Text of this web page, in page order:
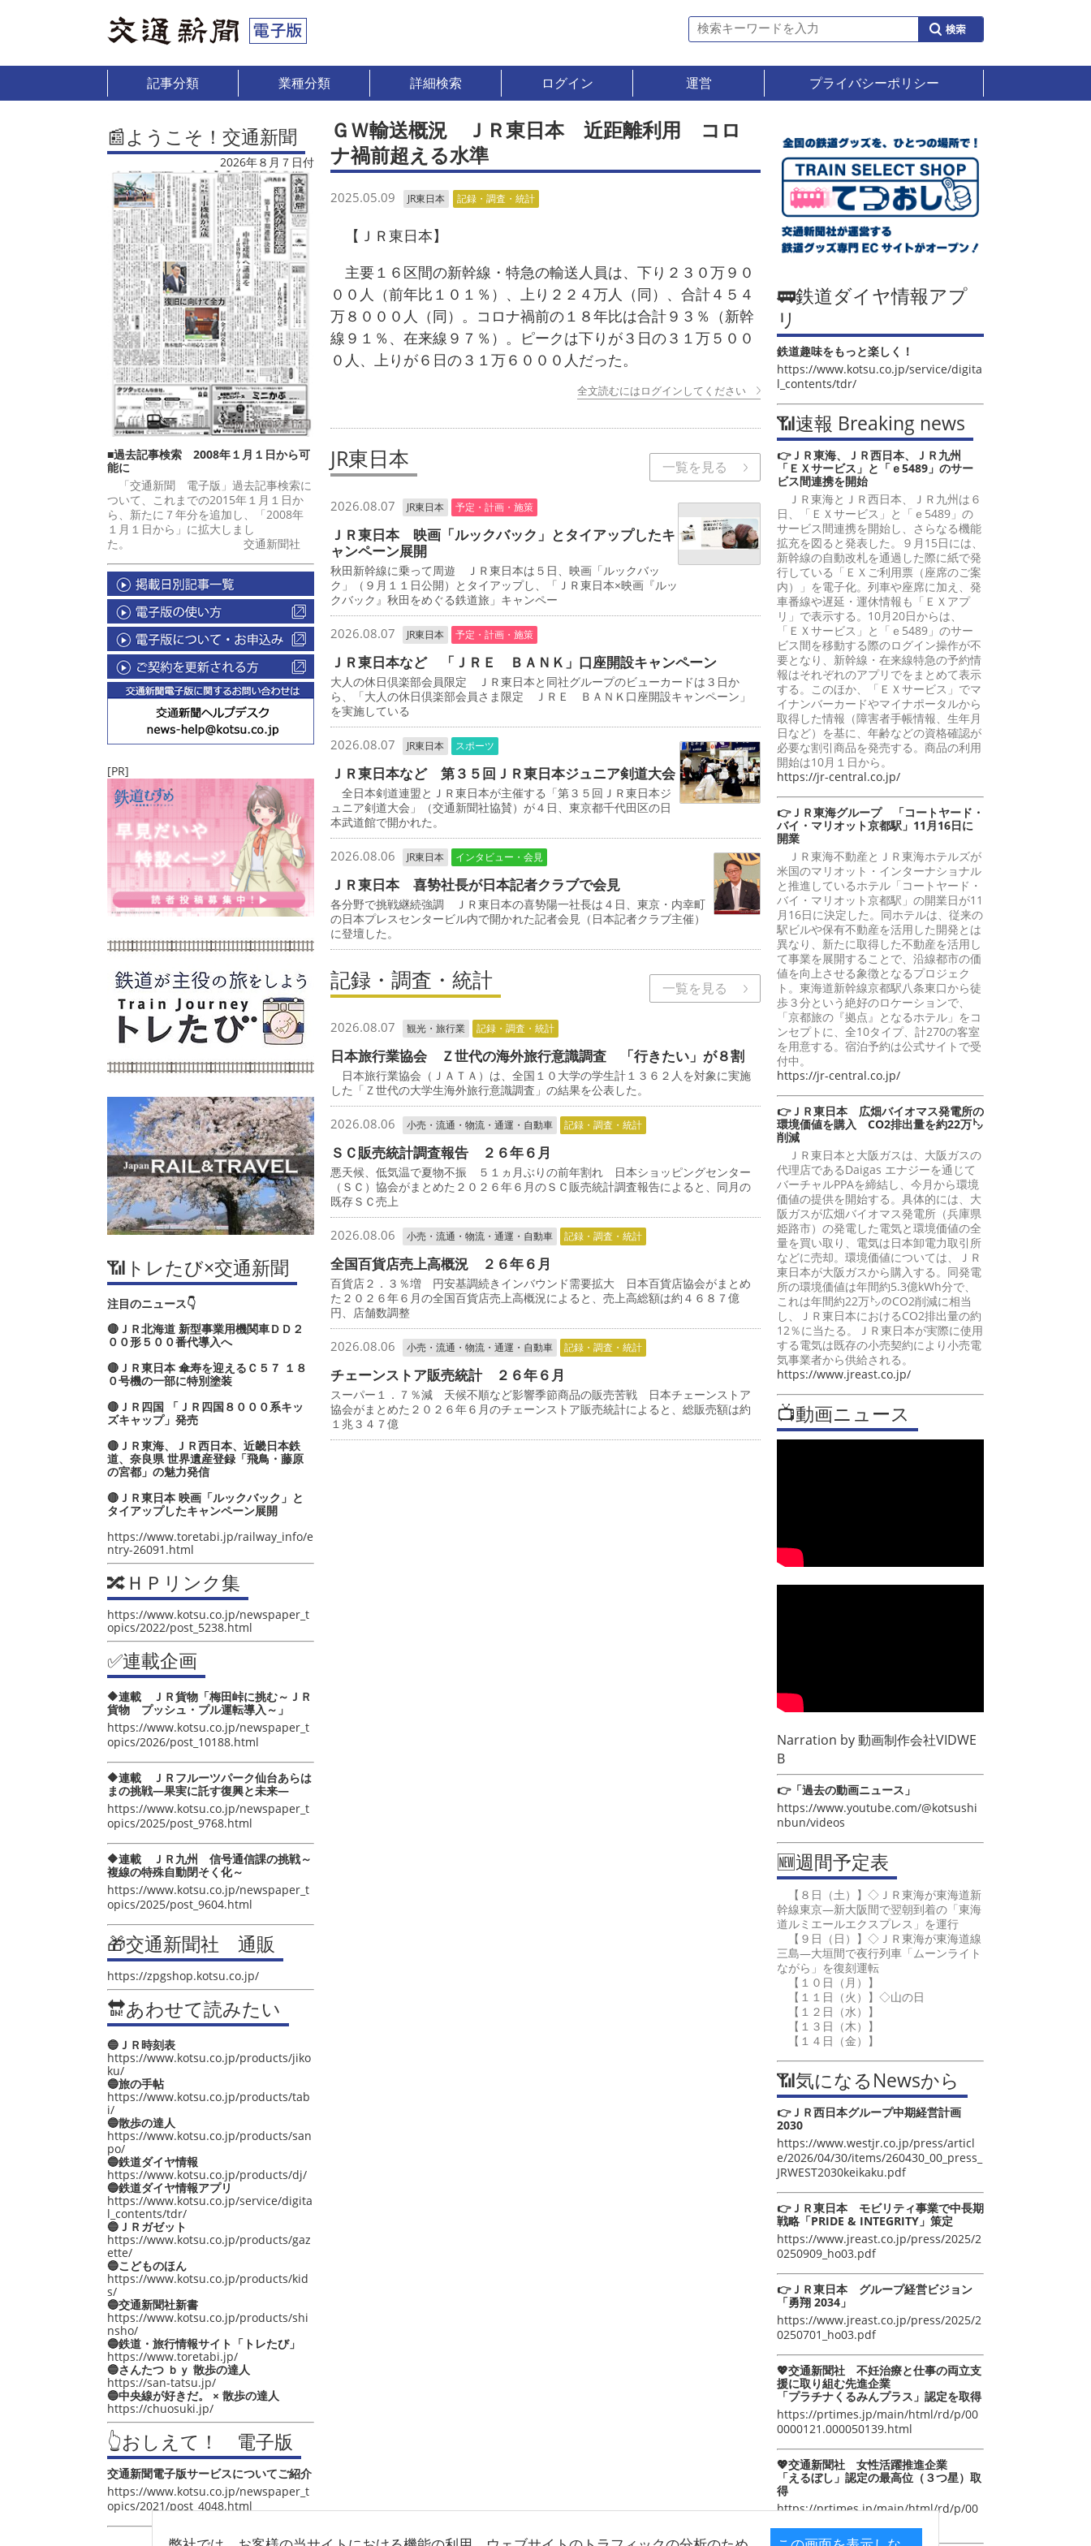
記事分類 業種分類 詳細検索 ログイン 運営 プライバシーポリシー
📰ようこそ！交通新聞
2026年８月７日付
■過去記事検索 2008年１月１日から可
能に
「交通新聞 電子版」過去記事検索に
ついて、これまでの2015年１月１日か
ら、新たに７年分を追加し、「2008年
１月１日から」に拡大しまし
た。 交通新聞社
[PR]
📶トレたび×交通新聞
注目のニュース👇
🔴ＪＲ北海道 新型事業用機関車ＤＤ２
００形５００番代導入へ
🔴ＪＲ東日本 傘寿を迎えるＣ５７ １８
０号機の一部に特別塗装
🔴ＪＲ四国 「ＪＲ四国８０００系キッ
ズキャップ」発売
🔴ＪＲ東海、ＪＲ西日本、近畿日本鉄
道、奈良県 世界遺産登録「飛鳥・藤原
の宮都」の魅力発信
🔴ＪＲ東日本 映画「ルックバック」と
タイアップしたキャンペーン展開
https://www.toretabi.jp/railway_info/e
ntry-26091.html
🔀ＨＰリンク集
https://www.kotsu.co.jp/newspaper_t
opics/2022/post_5238.html
✅連載企画
🔶連載 ＪＲ貨物「梅田峠に挑む～ＪＲ
貨物 プッシュ・プル運転導入～」
https://www.kotsu.co.jp/newspaper_t
opics/2026/post_10188.html
🔶連載 ＪＲフルーツパーク仙台あらは
まの挑戦―果実に託す復興と未来―
https://www.kotsu.co.jp/newspaper_t
opics/2025/post_9768.html
🔶連載 ＪＲ九州 信号通信課の挑戦～
複線の特殊自動閉そく化～
https://www.kotsu.co.jp/newspaper_t
opics/2025/post_9604.html
🎁交通新聞社 通販
https://zpgshop.kotsu.co.jp/
🔛あわせて読みたい
🔵ＪＲ時刻表
https://www.kotsu.co.jp/products/jiko
ku/
🔵旅の手帖
https://www.kotsu.co.jp/products/tab
i/
🔵散歩の達人
https://www.kotsu.co.jp/products/san
po/
🔵鉄道ダイヤ情報
https://www.kotsu.co.jp/products/dj/
🔵鉄道ダイヤ情報アプリ
https://www.kotsu.co.jp/service/digita
l_contents/tdr/
🔵ＪＲガゼット
https://www.kotsu.co.jp/products/gaz
ette/
🔵こどものほん
https://www.kotsu.co.jp/products/kid
s/
🔵交通新聞社新書
https://www.kotsu.co.jp/products/shi
nsho/
🔵鉄道・旅行情報サイト「トレたび」
https://www.toretabi.jp/
🔵さんたつ ｂｙ 散歩の達人
https://san-tatsu.jp/
🔵中央線が好きだ。 × 散歩の達人
https://chuosuki.jp/
👆おしえて！ 電子版
交通新聞電子版サービスについてご紹介
https://www.kotsu.co.jp/newspaper_t
opics/2021/post_4048.html
ＧＷ輸送概況 ＪＲ東日本 近距離利用 コロ
ナ禍前超える水準
2025.05.09 JR東日本 記録・調査・統計
【ＪＲ東日本】
主要１６区間の新幹線・特急の輸送人員は、下り２３０万９０
００人（前年比１０１％）、上り２２４万人（同）、合計４５４
万８０００人（同）。コロナ禍前の１８年比は合計９３％（新幹
線９１％、在来線９７％）。ピークは下りが３日の３１万５００
０人、上りが６日の３１万６０００人だった。
全文読むにはログインしてください
JR東日本 一覧を見る
2026.08.07 JR東日本 予定・計画・施策
ＪＲ東日本 映画「ルックバック」とタイアップしたキ
ャンペーン展開
秋田新幹線に乗って周遊 ＪＲ東日本は５日、映画「ルックバッ
ク」（９月１１日公開）とタイアップし、「ＪＲ東日本×映画『ルッ
クバック』秋田をめぐる鉄道旅」キャンペー
2026.08.07 JR東日本 予定・計画・施策
ＪＲ東日本など 「ＪＲＥ ＢＡＮＫ」口座開設キャンペーン
大人の休日倶楽部会員限定 ＪＲ東日本と同社グループのビューカードは３日か
ら、「大人の休日倶楽部会員さま限定 ＪＲＥ ＢＡＮＫ口座開設キャンペーン」
を実施している
2026.08.07 JR東日本 スポーツ
ＪＲ東日本など 第３５回ＪＲ東日本ジュニア剣道大会
全日本剣道連盟とＪＲ東日本が主催する「第３５回ＪＲ東日本ジ
ュニア剣道大会」（交通新聞社協賛）が４日、東京都千代田区の日
本武道館で開かれた。
2026.08.06 JR東日本 インタビュー・会見
ＪＲ東日本 喜㔟社長が日本記者クラブで会見
各分野で挑戦継続強調 ＪＲ東日本の喜㔟陽一社長は４日、東京・内幸町
の日本プレスセンタービル内で開かれた記者会見（日本記者クラブ主催）
に登壇した。
記録・調査・統計 一覧を見る
2026.08.07 観光・旅行業 記録・調査・統計
日本旅行業協会 Ｚ世代の海外旅行意識調査 「行きたい」が８割
日本旅行業協会（ＪＡＴＡ）は、全国１０大学の学生計１３６２人を対象に実施
した「Ｚ世代の大学生海外旅行意識調査」の結果を公表した。
2026.08.06 小売・流通・物流・通運・自動車 記録・調査・統計
ＳＣ販売統計調査報告 ２６年６月
悪天候、低気温で夏物不振 ５１ヵ月ぶりの前年割れ 日本ショッピングセンター
（ＳＣ）協会がまとめた２０２６年６月のＳＣ販売統計調査報告によると、同月の
既存ＳＣ売上
2026.08.06 小売・流通・物流・通運・自動車 記録・調査・統計
全国百貨店売上高概況 ２６年６月
百貨店２．３％増 円安基調続きインバウンド需要拡大 日本百貨店協会がまとめ
た２０２６年６月の全国百貨店売上高概況によると、売上高総額は約４６８７億
円、店舗数調整
2026.08.06 小売・流通・物流・通運・自動車 記録・調査・統計
チェーンストア販売統計 ２６年６月
スーパー１．７％減 天候不順など影響季節商品の販売苦戦 日本チェーンストア
協会がまとめた２０２６年６月のチェーンストア販売統計によると、総販売額は約
１兆３４７億
🚃鉄道ダイヤ情報アプ
リ
鉄道趣味をもっと楽しく！
https://www.kotsu.co.jp/service/digita
l_contents/tdr/
📶速報 Breaking news
👉ＪＲ東海、ＪＲ西日本、ＪＲ九州
「ＥＸサービス」と「ｅ5489」のサー
ビス間連携を開始
ＪＲ東海とＪＲ西日本、ＪＲ九州は６
日、「ＥＸサービス」と「ｅ5489」の
サービス間連携を開始し、さらなる機能
拡充を図ると発表した。９月15日には、
新幹線の自動改札を通過した際に紙で発
行している「ＥＸご利用票（座席のご案
内）」を電子化。列車や座席に加え、発
車番線や遅延・運休情報も「ＥＸアプ
リ」で表示する。10月20日からは、
「ＥＸサービス」と「ｅ5489」のサー
ビス間を移動する際のログイン操作が不
要となり、新幹線・在来線特急の予約情
報はそれぞれのアプリでをまとめて表示
する。このほか、「ＥＸサービス」でマ
イナンバーカードやマイナポータルから
取得した情報（障害者手帳情報、生年月
日など）を基に、年齢などの資格確認が
必要な割引商品を発売する。商品の利用
開始は10月１日から。
https://jr-central.co.jp/
👉ＪＲ東海グループ 「コートヤード・
バイ・マリオット京都駅」11月16日に
開業
ＪＲ東海不動産とＪＲ東海ホテルズが
米国のマリオット・インターナショナル
と推進しているホテル「コートヤード・
バイ・マリオット京都駅」の開業日が11
月16日に決定した。同ホテルは、従来の
駅ビルや保有不動産を活用した開発とは
異なり、新たに取得した不動産を活用し
て事業を展開することで、沿線都市の価
値を向上させる象徴となるプロジェク
ト。東海道新幹線京都駅八条東口から徒
歩３分という絶好のロケーションで、
「京都旅の『拠点』となるホテル」をコ
ンセプトに、全10タイプ、計270の客室
を用意する。宿泊予約は公式サイトで受
付中。
https://jr-central.co.jp/
👉ＪＲ東日本 広畑バイオマス発電所の
環境価値を購入 CO2排出量を約22万㌧
削減
ＪＲ東日本と大阪ガスは、大阪ガスの
代理店であるDaigas エナジーを通じて
バーチャルPPAを締結し、今月から環境
価値の提供を開始する。具体的には、大
阪ガスが広畑バイオマス発電所（兵庫県
姫路市）の発電した電気と環境価値の全
量を買い取り、電気は日本卸電力取引所
などに売却。環境価値については、ＪＲ
東日本が大阪ガスから購入する。同発電
所の環境価値は年間約5.3億kWh分で、
これは年間約22万㌧のCO2削減に相当
し、ＪＲ東日本におけるCO2排出量の約
12％に当たる。ＪＲ東日本が実際に使用
する電気は既存の小売契約により小売電
気事業者から供給される。
https://www.jreast.co.jp/
📺動画ニュース
Narration by動画制作会社VIDWE
B
👉「過去の動画ニュース」
https://www.youtube.com/@kotsushi
nbun/videos
🆕週間予定表
【８日（土）】◇ＪＲ東海が東海道新
幹線東京―新大阪間で翌朝到着の「東海
道ルミエールエクスプレス」を運行
【９日（日）】◇ＪＲ東海が東海道線
三島―大垣間で夜行列車「ムーンライト
ながら」を復刻運転
【１０日（月）】
【１１日（火）】◇山の日
【１２日（水）】
【１３日（木）】
【１４日（金）】
📶気になるNewsから
👉ＪＲ西日本グループ中期経営計画
2030
https://www.westjr.co.jp/press/articl
e/2026/04/30/items/260430_00_press_
JRWEST2030keikaku.pdf
👉ＪＲ東日本 モビリティ事業で中長期
戦略「PRIDE & INTEGRITY」策定
https://www.jreast.co.jp/press/2025/2
0250909_ho03.pdf
👉ＪＲ東日本 グループ経営ビジョン
「勇翔 2034」
https://www.jreast.co.jp/press/2025/2
0250701_ho03.pdf
💖交通新聞社 不妊治療と仕事の両立支
援に取り組む先進企業
「プラチナくるみんプラス」認定を取得
https://prtimes.jp/main/html/rd/p/00
0000121.000050139.html
💖交通新聞社 女性活躍推進企業
「えるぼし」認定の最高位（３つ星）取
得
https://prtimes.jp/main/html/rd/p/00